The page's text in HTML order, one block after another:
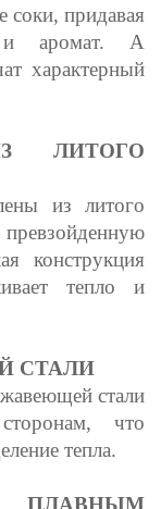
соки, придавая
и аромат. А
характерный
ЛИТОГО
из литого
конструкция
тепло и
СТАЛИ
стали
что
тепла.
ПЛАВНЫМ